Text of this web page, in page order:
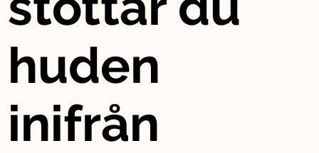
huden
inifrån